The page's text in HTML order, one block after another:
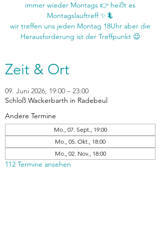
immer wieder Montags 👉 heißt es
Montagslauftreff ✨🦎
wir treffen uns jeden Montag 18Uhr aber die
Zeit & Ort
09. Juni 2026, 19:00 – 23:00
Schloß Wackerbarth in Radebeul
Andere Termine
Mo., 07. Sept., 19:00
Mo., 05. Okt., 18:00
Mo., 02. Nov., 18:00
112 Termine ansehen